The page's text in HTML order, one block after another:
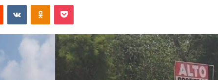
Reddit VKontakteOdnoklassniki
Pocket